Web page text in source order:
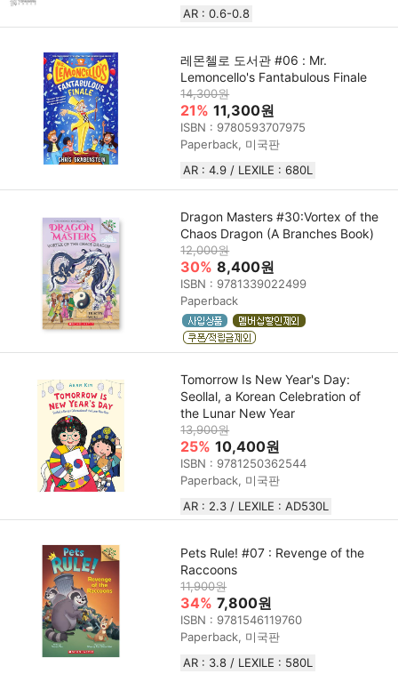
AR : 0.6-0.8
레몬첼로 도서관 #06 : Mr.
Lemoncello's Fantabulous Finale
14,300원
21% 11,300원
ISBN : 9780593707975
Paperback, 미국판
AR : 4.9 / LEXILE : 680L
Dragon Masters #30:Vortex of the
Chaos Dragon (A Branches Book)
12,000원
30% 8,400원
ISBN : 9781339022499
Paperback
Tomorrow Is New Year's Day:
Seollal, a Korean Celebration of
the Lunar New Year
13,900원
25% 10,400원
ISBN : 9781250362544
Paperback, 미국판
AR : 2.3 / LEXILE : AD530L
Pets Rule! #07 : Revenge of the
Raccoons
11,900원
34% 7,800원
ISBN : 9781546119760
Paperback, 미국판
AR : 3.8 / LEXILE : 580L